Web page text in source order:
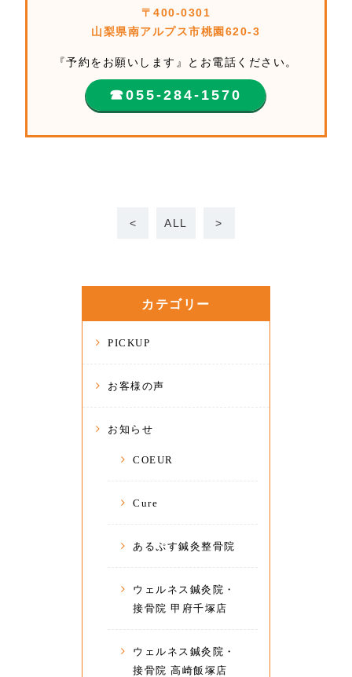
〒400-0301
山梨県南アルプス市桃園620-3
『予約をお願いします』とお電話ください。
☎︎055-284-1570
< ALL >
カテゴリー
PICKUP
お客様の声
お知らせ
COEUR
Cure
あるぷす鍼灸整骨院
ウェルネス鍼灸院・
接骨院 甲府千塚店
ウェルネス鍼灸院・
接骨院 高崎飯塚店